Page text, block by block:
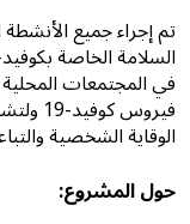
تم إجراء جميع الأنشطة
في المجتمعات المحلية
الوقاية الشخصية
حول المشروع: